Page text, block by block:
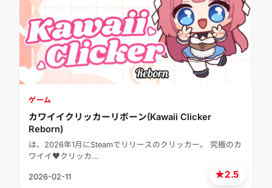
★2.5
ゲーム
カワイイクリッカーリボーン(Kawaii Clicker
Reborn)
は、2026年1月にSteamでリリースのクリッカー。 究極のカ
ワイイ♥クリッカ…
2026-02-11